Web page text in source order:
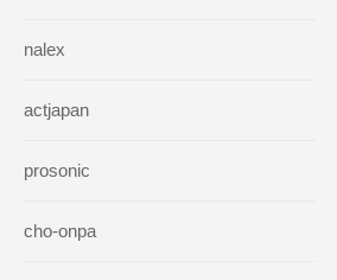
nalex
actjapan
prosonic
cho-onpa